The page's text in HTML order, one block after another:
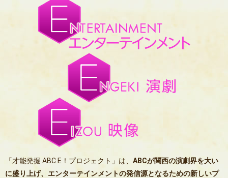
「才能発掘 ABC E！プロジェクト」は、 ABCが関西の演劇界を大い
に盛り上げ、エンターテインメントの発信源となるための新しいプ